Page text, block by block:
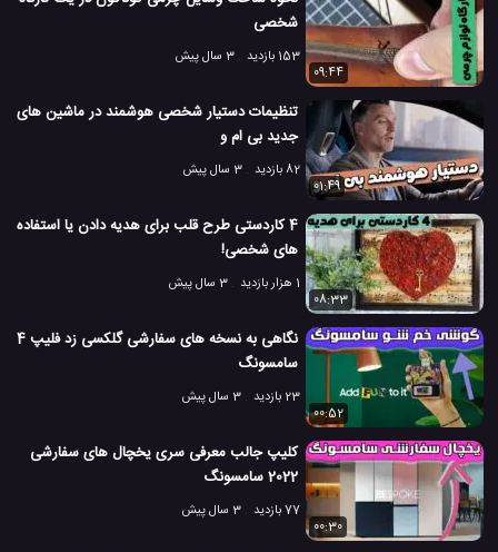
شخصی
153 بازدید
3 سال پیش
09:44
تنظیمات دستیار شخصی هوشمند در ماشین های
جدید بی ام و
82 بازدید
3 سال پیش
01:49
4 کاردستی طرح قلب برای هدیه دادن یا استفاده
های شخصی!
1 هزار بازدید
3 سال پیش
08:33
نگاهی به نسخه های سفارشی گلکسی زد فلیپ 4
سامسونگ
23 بازدید
3 سال پیش
00:52
کلیپ جالب معرفی سری یخچال های سفارشی
2022 سامسونگ
77 بازدید
3 سال پیش
00:30